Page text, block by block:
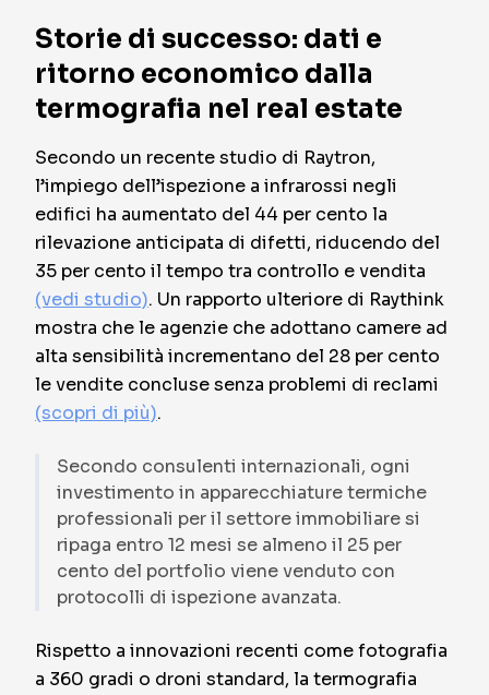
Storie di successo: dati e
ritorno economico dalla
termografia nel real estate
Secondo un recente studio di Raytron,
l’impiego dell’ispezione a infrarossi negli
edifici ha aumentato del 44 per cento la
rilevazione anticipata di difetti, riducendo del
35 per cento il tempo tra controllo e vendita
(vedi studio). Un rapporto ulteriore di Raythink
mostra che le agenzie che adottano camere ad
alta sensibilità incrementano del 28 per cento
le vendite concluse senza problemi di reclami
(scopri di più).
Secondo consulenti internazionali, ogni
investimento in apparecchiature termiche
professionali per il settore immobiliare si
ripaga entro 12 mesi se almeno il 25 per
cento del portfolio viene venduto con
protocolli di ispezione avanzata.
Rispetto a innovazioni recenti come fotografia
a 360 gradi o droni standard, la termografia